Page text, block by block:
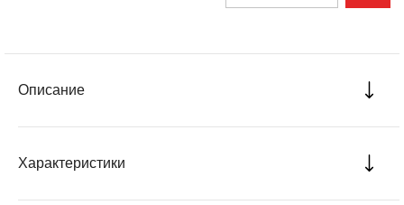
Описание
Характеристики